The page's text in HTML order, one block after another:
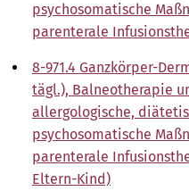
psychosomatische
parenterale
8-971.4 Ganzkörper-
tägl.), Balneotherapie
allergologische,
psychosomatische
parenterale
Eltern-Kind)